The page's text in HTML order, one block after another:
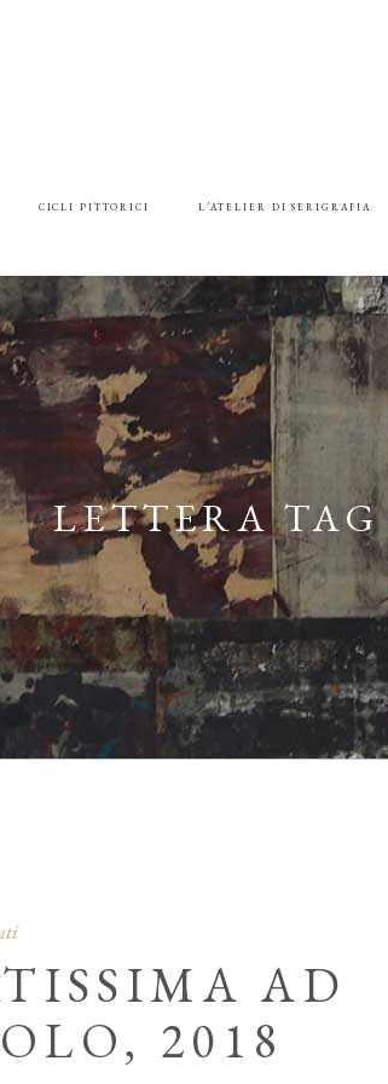
CICLI PITTORICI L’ATELIER DI SERIGRAFIA
LETTERA TAG
AD
2018